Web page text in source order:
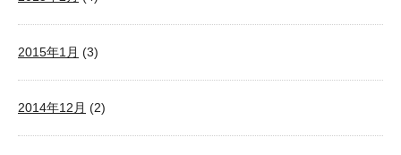
2015年1月 (3)
2014年12月 (2)